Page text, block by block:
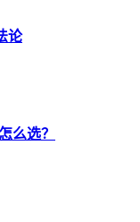
论
么选？